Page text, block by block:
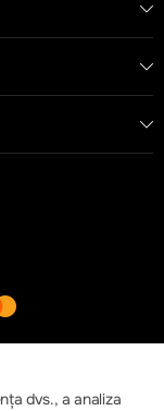
dvs., a analiza